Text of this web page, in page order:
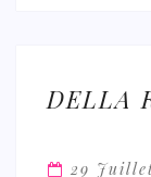
DELLA
29